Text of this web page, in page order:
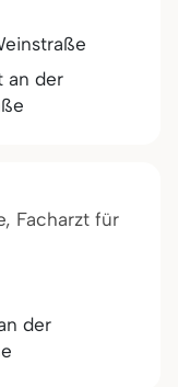
an der
Facharzt für
der